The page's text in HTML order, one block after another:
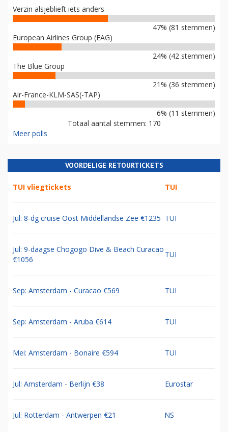
Verzin alsjeblieft iets anders
47% (81 stemmen)
European Airlines Group (EAG)
24% (42 stemmen)
The Blue Group
21% (36 stemmen)
Air-France-KLM-SAS(-TAP)
6% (11 stemmen)
Totaal aantal stemmen: 170
Meer polls
VOORDELIGE RETOURTICKETS
TUI vliegtickets TUI
Jul: 8-dg cruise Oost Middellandse Zee €1235 TUI
Jul: 9-daagse Chogogo Dive & Beach Curacao
€1056
TUI
Sep: Amsterdam - Curacao €569 TUI
Sep: Amsterdam - Aruba €614 TUI
Mei: Amsterdam - Bonaire €594 TUI
Jul: Amsterdam - Berlijn €38 Eurostar
Jul: Rotterdam - Antwerpen €21 NS